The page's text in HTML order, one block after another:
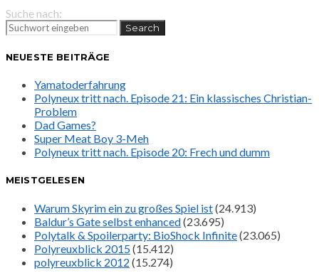
Suche nach:
Search
NEUESTE BEITRÄGE
Yamatoderfahrung
Polyneux tritt nach. Episode 21: Ein klassisches Christian-
Problem
Dad Games?
Super Meat Boy 3-Meh
Polyneux tritt nach. Episode 20: Frech und dumm
MEISTGELESEN
Warum Skyrim ein zu großes Spiel ist(24.913)
Baldur’s Gate selbst enhanced(23.695)
Polytalk & Spoilerparty: BioShock Infinite(23.065)
Polyreuxblick 2015(15.412)
polyreuxblick 2012 (15.274)